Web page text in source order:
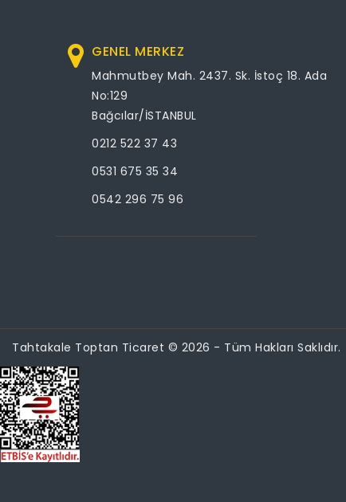
GENEL MERKEZ
Mahmutbey Mah. 2437. Sk. İstoç 18. Ada
No:129
Bağcılar/İSTANBUL
0212 522 37 43
0531 675 35 34
0542 296 75 96
Tahtakale Toptan Ticaret © 2026 - Tüm Hakları Saklıdır.